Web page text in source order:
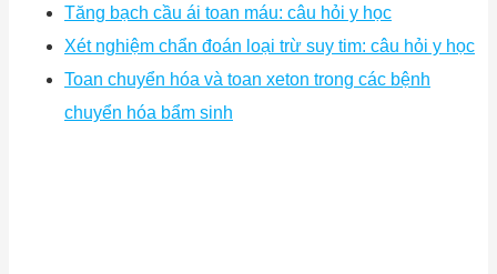
Tăng bạch cầu ái toan máu: câu hỏi y học
Xét nghiệm chẩn đoán loại trừ suy tim: câu hỏi y học
Toan chuyển hóa và toan xeton trong các bệnh
chuyển hóa bẩm sinh